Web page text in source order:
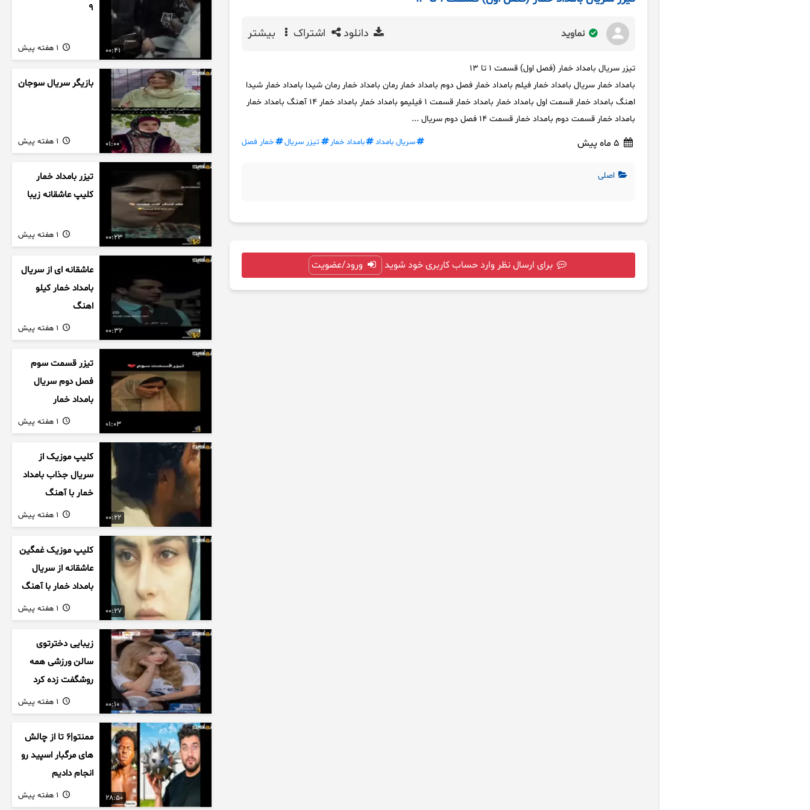
نماوید دانلود اشتراک بیشتر
تیزر سریال بامداد خمار (فصل اول) قسمت ۱ تا ۱۳
بامداد خمار سریال بامداد خمار فیلم بامداد خمار فصل دوم بامداد خمار رمان بامداد خمار رمان شیدا بامداد خمار شیدا
اهنگ بامداد خمار قسمت اول بامداد خمار بامداد خمار قسمت ۱ فیلیمو بامداد خمار بامداد خمار ۱۴ آهنگ بامداد خمار
بامداد خمار قسمت دوم بامداد خمار قسمت ۱۴ فصل دوم سریال ...
سریال بامداد بامداد خمار تیزر سریال خمار فصل
اصلی
برای ارسال نظر وارد حساب کاربری خود شوید ورود/عضویت
00:41
9
01:00
بازیگر سریال سوجان
00:23
تیزر بامداد خمار
کلیپ عاشقانه زیبا
00:32
عاشقانه ای از سریال
بامداد خمار کیلو
اهنگ
01:03
تیزر قسمت سوم
فصل دوم سریال
بامداد خمار
00:22
کلیپ موزیک از
سریال جذاب بامداد
خمار با آهنگ
عاشقانه
00:27
کلیپ موزیک غمگین
عاشقانه از سریال
بامداد خمار با آهنگ
احسان خواجه امیری
00:10
زیبایی دخترتوی
سالن ورزشی همه
روشگفت زده کرد
28:50
ممنتو|۶ تا از چالش
های مرگبار اسپید رو
انجام دادیم